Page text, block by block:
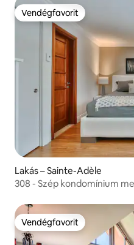
Vendégfavorit
Vendégfavorit
Lakás – Sainte-Adèle
308 - Szép kondomínium
Vendégfavorit
Vendégfavorit